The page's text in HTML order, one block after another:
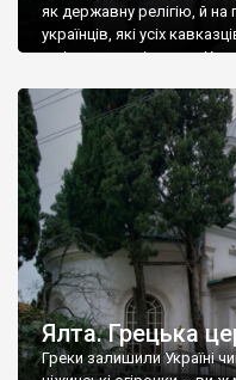
як державну релігію, й на
українців, які усіх
є відданими вірянами
Ялта. Грецька
Греки залишили Україні